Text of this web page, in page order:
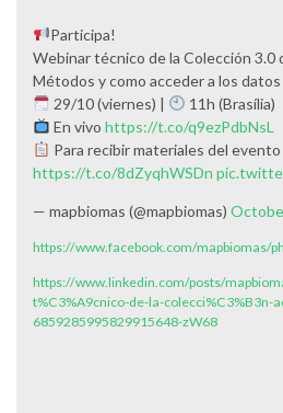
Participa!
Webinar técnico de la Colección 3.0
Métodos y como acceder a los datos
29/10 (viernes) |
11h (Brasília)
En vivo https://t.co/q9ezPdbNsL
Para recibir materiales del
https://t.co/8dZyqhWSDn
— mapbiomas (@mapbiomas)
https://www.facebook.com/mapbiomas/
https://www.linkedin.com/posts/
t%C3%A9cnico-de-la-colecci%C3%B3n-
6859285995829915648-zW68